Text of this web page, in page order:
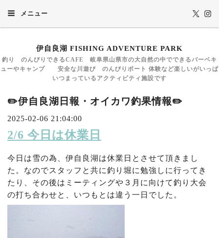
メニュー
伊自良湖 FISHING ADVENTURE PARK
釣り のんびりできるCAFE 岐阜県山県市の大自然の中でできるバーベキ
ューやキャンプ 安全な川遊び のんびりボート 体験など楽しいがいっぱ
いつまっているアクティビティ施設です
✏️伊自良湖日報・オイカワ釣果情報✏️
2025-02-06 21:04:00
2/6 今日は休業日
今日は雪の為、伊自良湖は休業日とさせて頂きまし
た。なのでスタッフと共に釣り堀に勉強しに行ってき
たり、その後はミーティングや３月に向けて釣り大会
の打ち合わせと、いつもとは違う一日でした。